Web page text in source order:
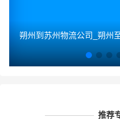
朔州到苏州物流公司_朔州
推荐